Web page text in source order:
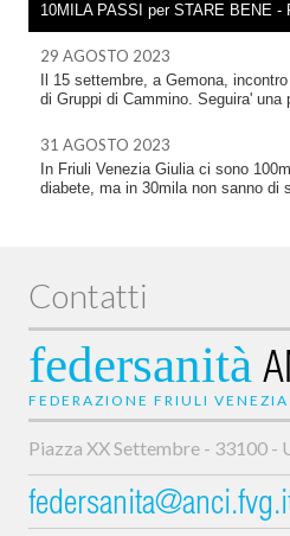
10MILA PASSI per STARE BENE -
29 AGOSTO 2023
Il 15 settembre, a Gemona,
di Gruppi di Cammino. Seguira' una
31 AGOSTO 2023
In Friuli Venezia Giulia ci sono
diabete, ma in 30mila non sanno di
Contatti
federsanità
FEDERAZIONE FRIULI
Piazza XX Settembre - 33100 -